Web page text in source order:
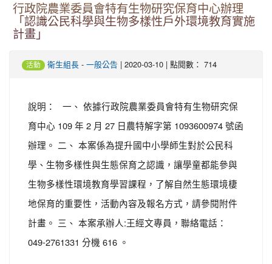
行政院農業委員會特有生物研究保育中心辦理
「認識公民科學與生物多樣性戶外環境教育實施
計畫」
活動 衛生組長 - 一般公告 | 2020-03-10 | 點閱數： 714
說明： 一、 依據行政院農業委員會特有生物研究保
育中心 109 年 2 月 27 日農特解字第 1093600974 號函
辦理。 二、 本案係為提升國中小學師生對於公民科
學、生物多樣性與生態保育之認識，讓學童都能參與
生物多樣性環境教育學習課程，了解自然生態環境棲
地保育的重要性，活動內容及報名方式，請參閱附件
計畫。 三、 本案承辦人:王經文專員，聯絡電話：
049-2761331 分機 616 。